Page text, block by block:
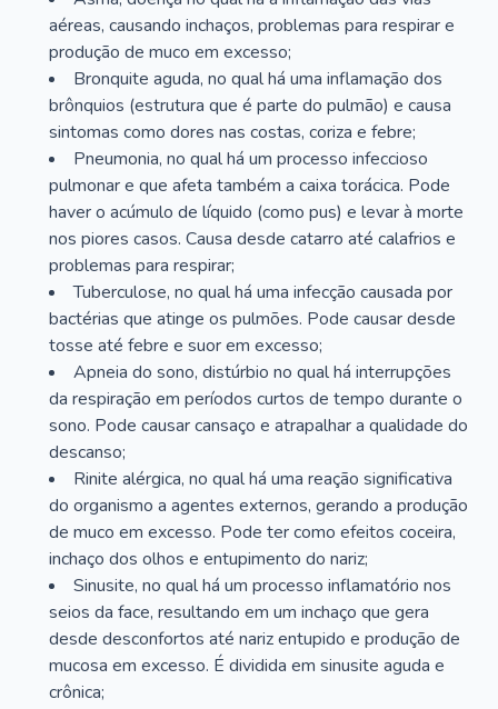
aéreas, causando inchaços, problemas para respirar e
produção de muco em excesso;
Bronquite aguda, no qual há uma inflamação dos
brônquios (estrutura que é parte do pulmão) e causa
sintomas como dores nas costas, coriza e febre;
Pneumonia, no qual há um processo infeccioso
pulmonar e que afeta também a caixa torácica. Pode
haver o acúmulo de líquido (como pus) e levar à morte
nos piores casos. Causa desde catarro até calafrios e
problemas para respirar;
Tuberculose, no qual há uma infecção causada por
bactérias que atinge os pulmões. Pode causar desde
tosse até febre e suor em excesso;
Apneia do sono, distúrbio no qual há interrupções
da respiração em períodos curtos de tempo durante o
sono. Pode causar cansaço e atrapalhar a qualidade do
descanso;
Rinite alérgica, no qual há uma reação significativa
do organismo a agentes externos, gerando a produção
de muco em excesso. Pode ter como efeitos coceira,
inchaço dos olhos e entupimento do nariz;
Sinusite, no qual há um processo inflamatório nos
seios da face, resultando em um inchaço que gera
desde desconfortos até nariz entupido e produção de
mucosa em excesso. É dividida em sinusite aguda e
crônica;